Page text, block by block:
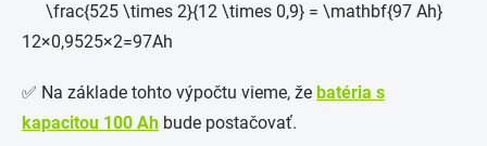
\frac{525 \times 2}{12 \times 0,9} = \mathbf{97 Ah}
12×0,9525×2=97Ah
✅ Na základe tohto výpočtu vieme, že batéria s
kapacitou 100 Ah bude postačovať.